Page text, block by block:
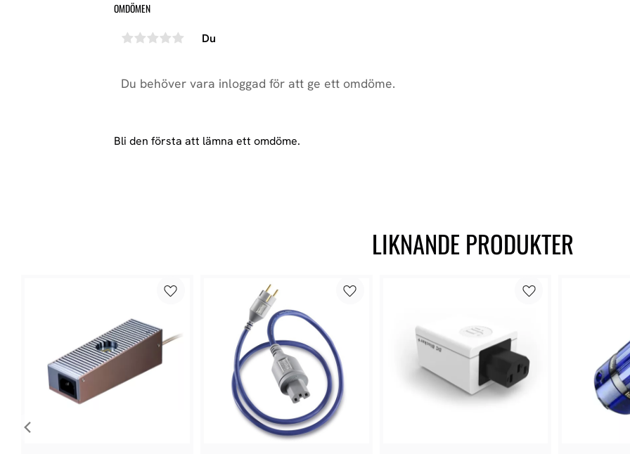
OMDÖMEN
Du
Bli den första att lämna ett omdöme.
LIKNANDE PRODUKTER